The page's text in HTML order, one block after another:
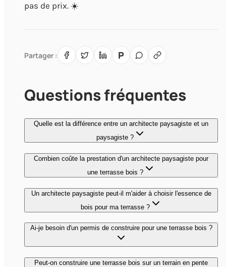
pas de prix. ☀️
Partager : P
Questions fréquentes
Quelle est la différence entre un architecte paysagiste et un
paysagiste ?
Combien coûte la prestation d'un architecte paysagiste pour
une terrasse bois ?
Un architecte paysagiste peut-il m'aider à choisir l'essence de
bois pour ma terrasse ?
Ai-je besoin d'un permis de construire pour une terrasse bois ?
Peut-on construire une terrasse bois sur un terrain en pente